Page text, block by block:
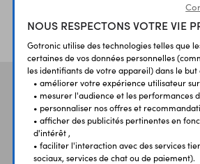
ÉTABLISSEMENTS
SCOLAIRES
Vos aviset
NOUS RESPECTONS VOTRE VIE
Gotronic utilise des technologies telles que
certaines de vos données personnelles
les identifiants de votre appareil) dans le but
• améliorer votre expérience utilisateur
• mesurer l'audience et les performances
• personnaliser nos offres et
• afficher des publicités pertinentes en
d'intérêt ,
• faciliter l'interaction avec des services
sociaux, services de chat ou de paiement).